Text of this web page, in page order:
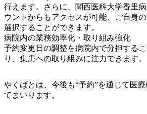
行えます。さらに、関西医科大学香里
ウントからもアクセスが可能、ご自身
選択することができます。
病院内の業務効率化・取り組み強化
予約変更日の調整を病院内で分担する
り、集患への取り組みに注力できます。
やくばとは、今後も“予約”を通じて医
てまいります。